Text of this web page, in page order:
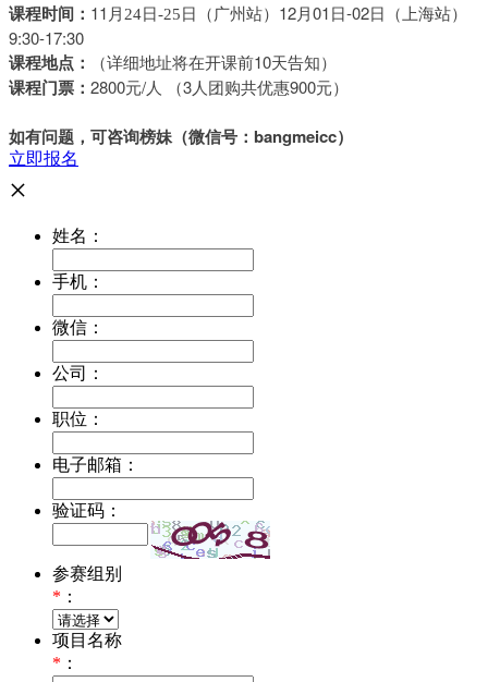
课程时间： 11月24日-25日
（广州站）12月01日-02日（上海站）
9:30-17:30
课程地点： （详细地址将在开课前10天告知）
课程门票： 2800元/人 （3人团购共优惠900元）
如有问题， 可咨询榜妹（微信号：bangmeicc）
立即报名
×
姓名：
手机：
微信：
公司：
职位：
电子邮箱：
验证码：
参赛组别
* ：
项目名称
* ：